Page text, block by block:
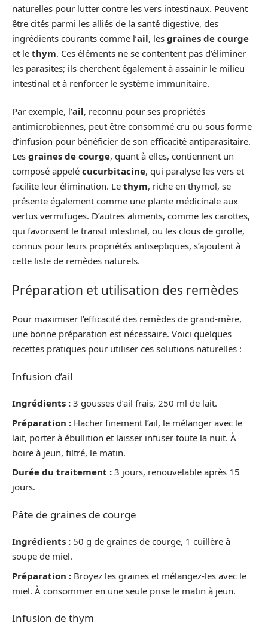
naturelles pour lutter contre les vers intestinaux. Peuvent
être cités parmi les alliés de la santé digestive, des
ingrédients courants comme l’ail, les graines de courge
et le thym. Ces éléments ne se contentent pas d’éliminer
les parasites; ils cherchent également à assainir le milieu
intestinal et à renforcer le système immunitaire.
Par exemple, l’ail, reconnu pour ses propriétés
antimicrobiennes, peut être consommé cru ou sous forme
d’infusion pour bénéficier de son efficacité antiparasitaire.
Les graines de courge, quant à elles, contiennent un
composé appelé cucurbitacine, qui paralyse les vers et
facilite leur élimination. Le thym, riche en thymol, se
présente également comme une plante médicinale aux
vertus vermifuges. D’autres aliments, comme les carottes,
qui favorisent le transit intestinal, ou les clous de girofle,
connus pour leurs propriétés antiseptiques, s’ajoutent à
cette liste de remèdes naturels.
Préparation et utilisation des remèdes
Pour maximiser l’efficacité des remèdes de grand-mère,
une bonne préparation est nécessaire. Voici quelques
recettes pratiques pour utiliser ces solutions naturelles :
Infusion d’ail
Ingrédients : 3 gousses d’ail frais, 250 ml de lait.
Préparation : Hacher finement l’ail, le mélanger avec le
lait, porter à ébullition et laisser infuser toute la nuit. À
boire à jeun, filtré, le matin.
Durée du traitement : 3 jours, renouvelable après 15
jours.
Pâte de graines de courge
Ingrédients : 50 g de graines de courge, 1 cuillère à
soupe de miel.
Préparation : Broyez les graines et mélangez-les avec le
miel. À consommer en une seule prise le matin à jeun.
Infusion de thym